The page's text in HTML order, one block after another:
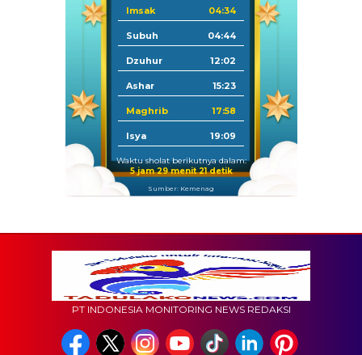
Imsak 04:34
Subuh 04:44
Dzuhur 12:02
Ashar 15:23
Maghrib 17:58
Isya 19:09
Waktu sholat berikutnya dalam:
5 jam 29 menit 20 detik
Sumber: Kemenag
PT INDONESIA MONITORING NEWS REDAKSI